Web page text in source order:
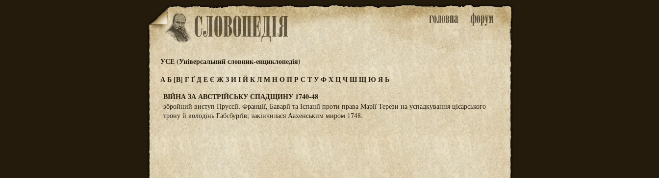
УСЕ (Універсальний словник-енциклопедія)
АБ[В] Г ҐДЕЄ ЖЗИІЙКЛМНОПРС ТУФХЦЧШЩЮ ЯЬ
ВІЙНА ЗА АВСТРІЙСЬКУ СПАДЩИНУ 1740-48
збройний виступ Пруссії, Франції, Баварії та Іспанії проти права Марії Терези на успадкування цісарського
трону й володінь Габсбурґів; закінчилася Аахенським миром 1748.